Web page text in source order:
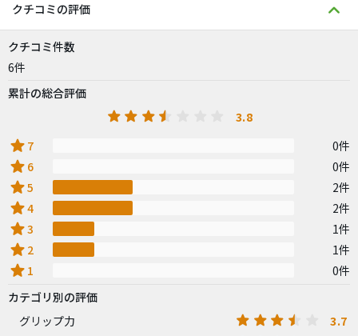
クチコミの評価
クチコミ件数
6件
累計の総合評価
3.8
star 7 0件
star 6 0件
star5 2件
star4 2件
star3 1件
star 2 1件
star 1
0件
カテゴリ別の評価
グリップ力
3.7